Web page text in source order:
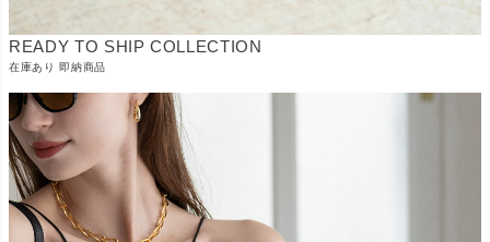
READY TO SHIP COLLECTION
在庫あり 即納商品